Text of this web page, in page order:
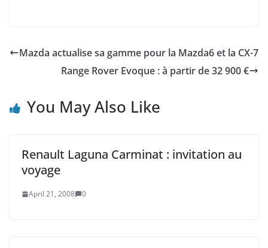
Mazda actualise sa gamme pour la Mazda6 et la CX-7
Range Rover Evoque : à partir de 32 900 €
You May Also Like
Renault Laguna Carminat : invitation au
voyage
April 21, 2008 0